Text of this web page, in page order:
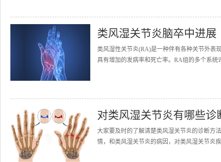
类风湿关节炎脑卒中进展
类风湿性关节炎(RA)是一种伴有各种关节外表
具有增加的发病率和死亡率。RA组的多个系
对类风湿关节炎有哪些诊
大家要及时的了解清楚类风湿关节炎的诊断方
情，和类风湿关节炎的病因，对类风湿关节炎